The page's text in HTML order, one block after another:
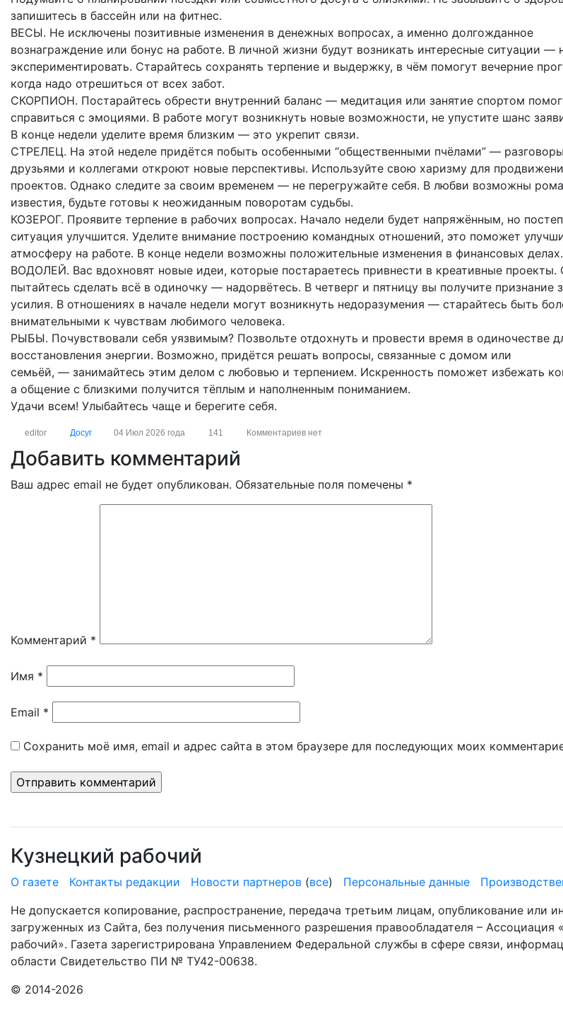
запишитесь в бассейн или на фитнес.
ВЕСЫ. Не исключены позитивные изменения в денежных вопросах, а именно долгожданное
вознаграждение или бонус на работе. В личной жизни будут возникать интересные ситуации —
экспериментировать. Старайтесь сохранять терпение и выдержку, в чём помогут вечерние
когда надо отрешиться от всех забот.
СКОРПИОН. Постарайтесь обрести внутренний баланс — медитация или занятие спортом
справиться с эмоциями. В работе могут возникнуть новые возможности, не упустите шанс
В конце недели уделите время близким — это укрепит связи.
СТРЕЛЕЦ. На этой неделе придётся побыть особенными “общественными пчёлами” —
друзьями и коллегами откроют новые перспективы. Используйте свою харизму для
проектов. Однако следите за своим временем — не перегружайте себя. В любви возможны
известия, будьте готовы к неожиданным поворотам судьбы.
КОЗЕРОГ. Проявите терпение в рабочих вопросах. Начало недели будет напряжённым, но
ситуация улучшится. Уделите внимание построению командных отношений, это поможет
атмосферу на работе. В конце недели возможны положительные изменения в финансовых делах.
ВОДОЛЕЙ. Вас вдохновят новые идеи, которые постараетесь привнести в креативные проекты.
пытайтесь сделать всё в одиночку — надорвётесь. В четверг и пятницу вы получите признание
усилия. В отношениях в начале недели могут возникнуть недоразумения — старайтесь быть
внимательными к чувствам любимого человека.
РЫБЫ. Почувствовали себя уязвимым? Позвольте отдохнуть и провести время в одиночестве
восстановления энергии. Возможно, придётся решать вопросы, связанные с домом или
семьёй, — занимайтесь этим делом с любовью и терпением. Искренность поможет избежать
а общение с близкими получится тёплым и наполненным пониманием.
Удачи всем! Улыбайтесь чаще и берегите себя.
editor Досуг 04 Июл 2026 года 141 Комментариев нет
Добавить комментарий
Ваш адрес email не будет опубликован. Обязательные поля помечены *
Комментарий *
Имя *
Email *
Сохранить моё имя, email и адрес сайта в этом браузере для последующих моих
Кузнецкий рабочий
О газете Контакты редакции Новости партнеров (все) Персональные данные
Не допускается копирование, распространение, передача третьим лицам, опубликование или
загруженных из Сайта, без получения письменного разрешения правообладателя –
рабочий». Газета зарегистрирована Управлением Федеральной службы в сфере связи,
области Свидетельство ПИ № ТУ42-00638.
© 2014-2026